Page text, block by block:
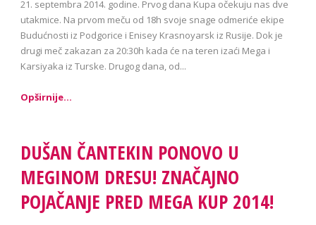
21. septembra 2014. godine. Prvog dana Kupa očekuju nas dve
utakmice. Na prvom meču od 18h svoje snage odmeriće ekipe
Budućnosti iz Podgorice i Enisey Krasnoyarsk iz Rusije. Dok je
drugi meč zakazan za 20:30h kada će na teren izaći Mega i
Karsiyaka iz Turske. Drugog dana, od...
Opširnije...
DUŠAN ČANTEKIN PONOVO U
MEGINOM DRESU! ZNAČAJNO
POJAČANJE PRED MEGA KUP 2014!